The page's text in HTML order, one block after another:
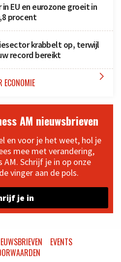
EU en eurozone groeit in
procent
krabbelt op, terwijl
record bereikt
ECONOMIE 
AM nieuwsbrieven
en voor je het weet, hol je
mee met verandering,
Schrijf je in op onze
vinger aan de pols.
je in
EVENTS